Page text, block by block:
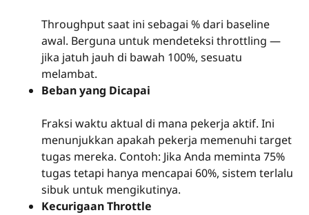
Throughput saat ini sebagai % dari baseline
awal. Berguna untuk mendeteksi throttling —
jika jatuh jauh di bawah 100%, sesuatu
melambat.
Beban yang Dicapai
Fraksi waktu aktual di mana pekerja aktif. Ini
menunjukkan apakah pekerja memenuhi target
tugas mereka. Contoh: Jika Anda meminta 75%
tugas tetapi hanya mencapai 60%, sistem terlalu
sibuk untuk mengikutinya.
Kecurigaan Throttle